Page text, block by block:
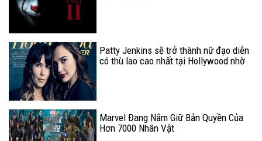
Patty Jenkins sẽ trở thành nữ đạo diễn
có thù lao cao nhất tại Hollywood nhờ
Marvel Đang Nắm Giữ Bản Quyền Của
Hơn 7000 Nhân Vật